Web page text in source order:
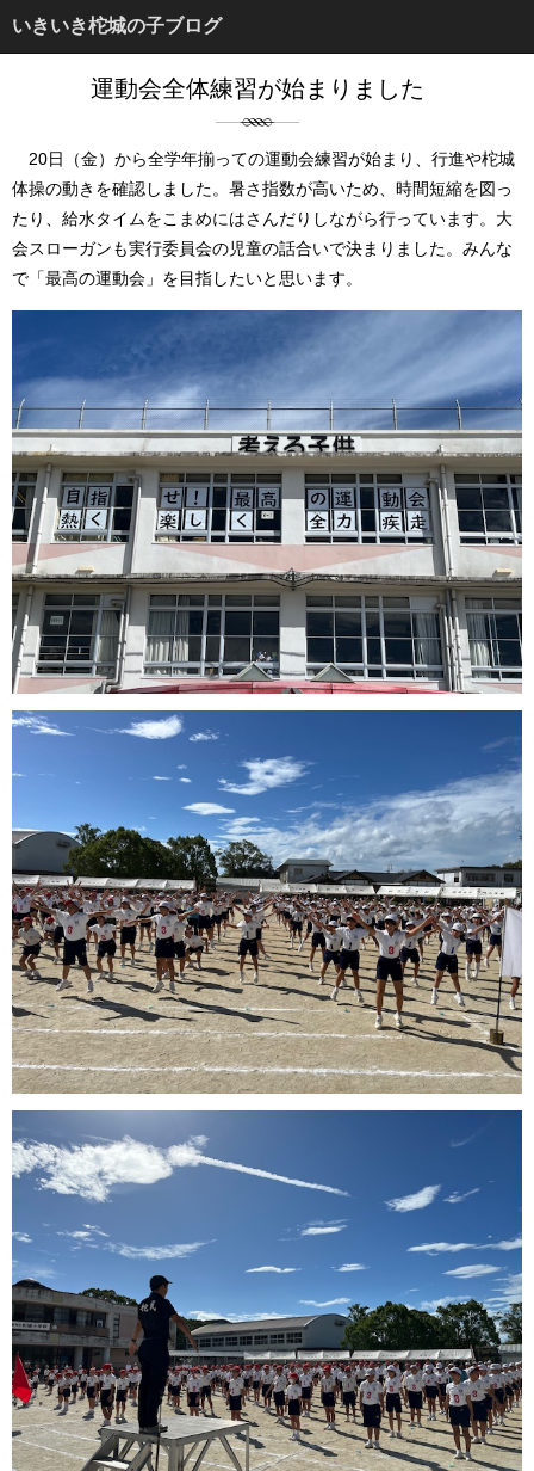
いきいき柁城の子ブログ
運動会全体練習が始まりました
20日（金）から全学年揃っての運動会練習が始まり、行進や柁城
体操の動きを確認しました。暑さ指数が高いため、時間短縮を図っ
たり、給水タイムをこまめにはさんだりしながら行っています。大
会スローガンも実行委員会の児童の話合いで決まりました。みんな
で「最高の運動会」を目指したいと思います。